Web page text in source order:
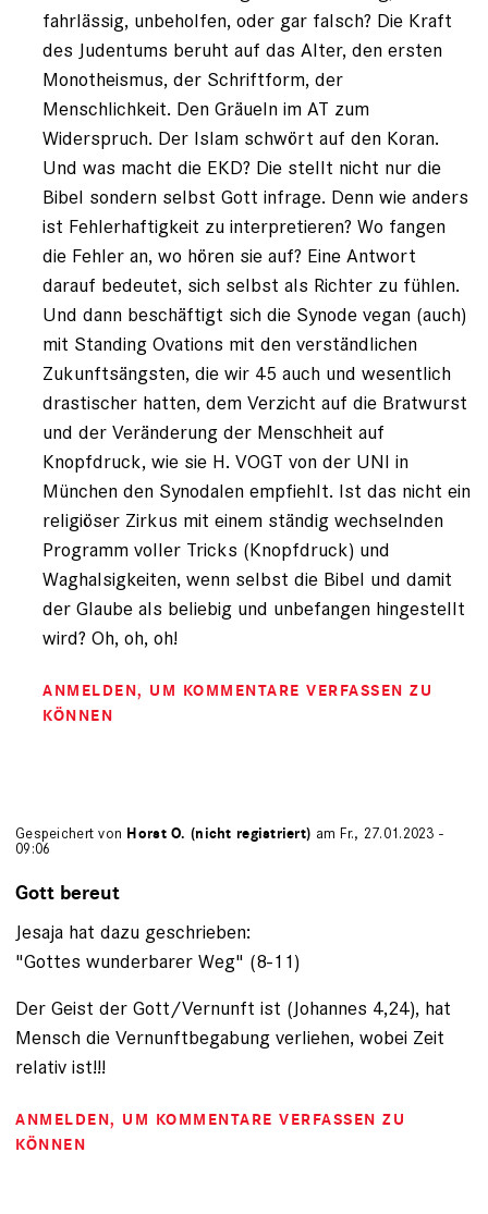
Klaßen
registriert)
fahrlässig, unbeholfen, oder gar falsch? Die Kraft
des Judentums beruht auf das Alter, den ersten
Monotheismus, der Schriftform, der
Menschlichkeit. Den Gräueln im AT zum
Widerspruch. Der Islam schwört auf den Koran.
Und was macht die EKD? Die stellt nicht nur die
Bibel sondern selbst Gott infrage. Denn wie anders
ist Fehlerhaftigkeit zu interpretieren? Wo fangen
die Fehler an, wo hören sie auf? Eine Antwort
darauf bedeutet, sich selbst als Richter zu fühlen.
Und dann beschäftigt sich die Synode vegan (auch)
mit Standing Ovations mit den verständlichen
Zukunftsängsten, die wir 45 auch und wesentlich
drastischer hatten, dem Verzicht auf die Bratwurst
und der Veränderung der Menschheit auf
Knopfdruck, wie sie H. VOGT von der UNI in
München den Synodalen empfiehlt. Ist das nicht ein
religiöser Zirkus mit einem ständig wechselnden
Programm voller Tricks (Knopfdruck) und
Waghalsigkeiten, wenn selbst die Bibel und damit
der Glaube als beliebig und unbefangen hingestellt
wird? Oh, oh, oh!
ANMELDEN, UM KOMMENTARE VERFASSEN ZU
KÖNNEN
Gespeichert von Horst O. (nicht registriert) am Fr., 27.01.2023 -
09:06
Gott bereut
Jesaja hat dazu geschrieben:
"Gottes wunderbarer Weg" (8-11)
Der Geist der Gott/Vernunft ist (Johannes 4,24), hat
Mensch die Vernunftbegabung verliehen, wobei Zeit
relativ ist!!!
ANMELDEN, UM KOMMENTARE VERFASSEN ZU
KÖNNEN